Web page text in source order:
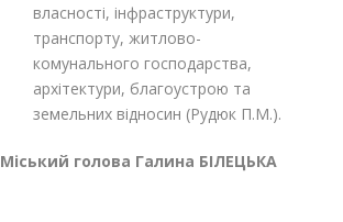
власності, інфраструктури,
транспорту, житлово-
комунального господарства,
архітектури, благоустрою та
земельних відносин (Рудюк П.М.).
Міський голова Галина БІЛЕЦЬКА